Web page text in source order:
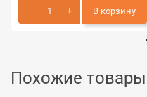
В корзину
Похожие товары